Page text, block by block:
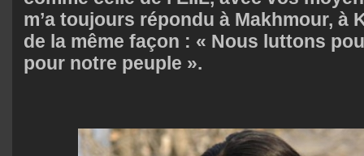
m’a toujours répondu à Makhmour, à
de la même façon : « Nous luttons
pour notre peuple ».